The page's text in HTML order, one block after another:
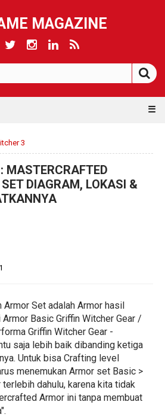
MAGAZINE
☰
3
MASTERCRAFTED
DIAGRAM, LOKASI &
Set adalah Armor hasil
Basic Griffin Witcher Gear /
Griffin Witcher Gear -
saja lebih baik dibanding ketiga
Untuk bisa Crafting level
menemukan Armor set Basic >
terlebih dahulu, karena kita tidak
Armor ini tanpa membuat